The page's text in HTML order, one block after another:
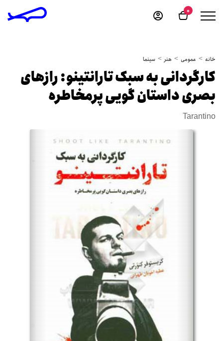
0
خانه عمومی هنر سینما
کارگردانی به سبک تارانتینو: رازهای
بصری داستان گویی پرمخاطره
Tarantino